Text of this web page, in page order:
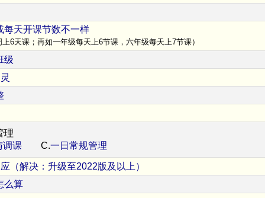
每天开课节数不一样
6天课；再如一年级每天上6节课，六年级每天上7节课）
级
理
调课 C.一日常规管理
（解决：升级至2022版及以上）
么算